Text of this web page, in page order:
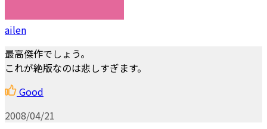
ailen
最高傑作でしょう。
これが絶版なのは悲しすぎます。
Good
2008/04/21